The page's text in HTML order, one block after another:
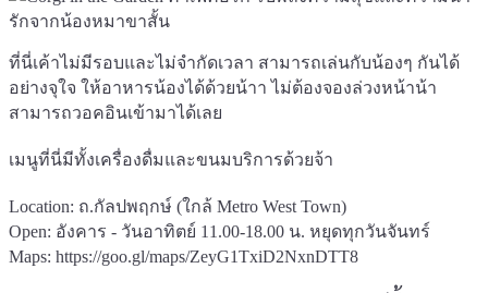
ที่นี่เค้าไม่มีรอบและไม่จำกัดเวลา สามารถเล่นกับน้องๆ กันได้
อย่างจุใจ ให้อาหารน้องได้ด้วยน้าา ไม่ต้องจองล่วงหน้าน้า
สามารถวอคอินเข้ามาได้เลย
เมนูที่นี่มีทั้งเครื่องดื่มและขนมบริการด้วยจ้า
Location: ถ.กัลปพฤกษ์ (ใกล้ Metro West Town)
Open: อังคาร - วันอาทิตย์ 11.00-18.00 น. หยุดทุกวันจันทร์
Maps: https://goo.gl/maps/ZeyG1TxiD2NxnDTT8